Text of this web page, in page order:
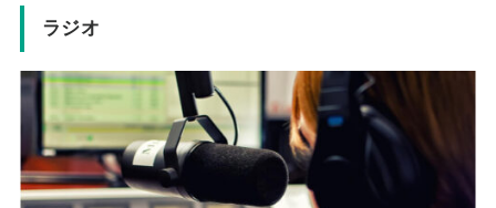
ラジオ